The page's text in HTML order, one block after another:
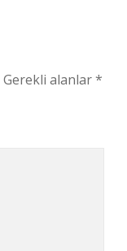
Gerekli alanlar*